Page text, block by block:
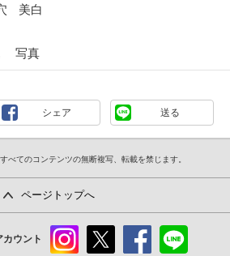
美白
写真
シェア 送る
べてのコンテンツの無断複写、転載を禁じます。
ページトップへ
ウント